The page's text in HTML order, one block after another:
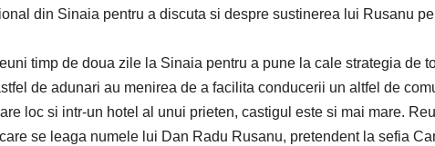
din Sinaia pentru a discuta si despre sustinerea lui Rusanu
timp de doua zile la Sinaia pentru a pune la cale strategia de
de adunari au menirea de a facilita conducerii un altfel de
loc si intr-un hotel al unui prieten, castigul este si mai mare.
se leaga numele lui Dan Radu Rusanu, pretendent la sefia